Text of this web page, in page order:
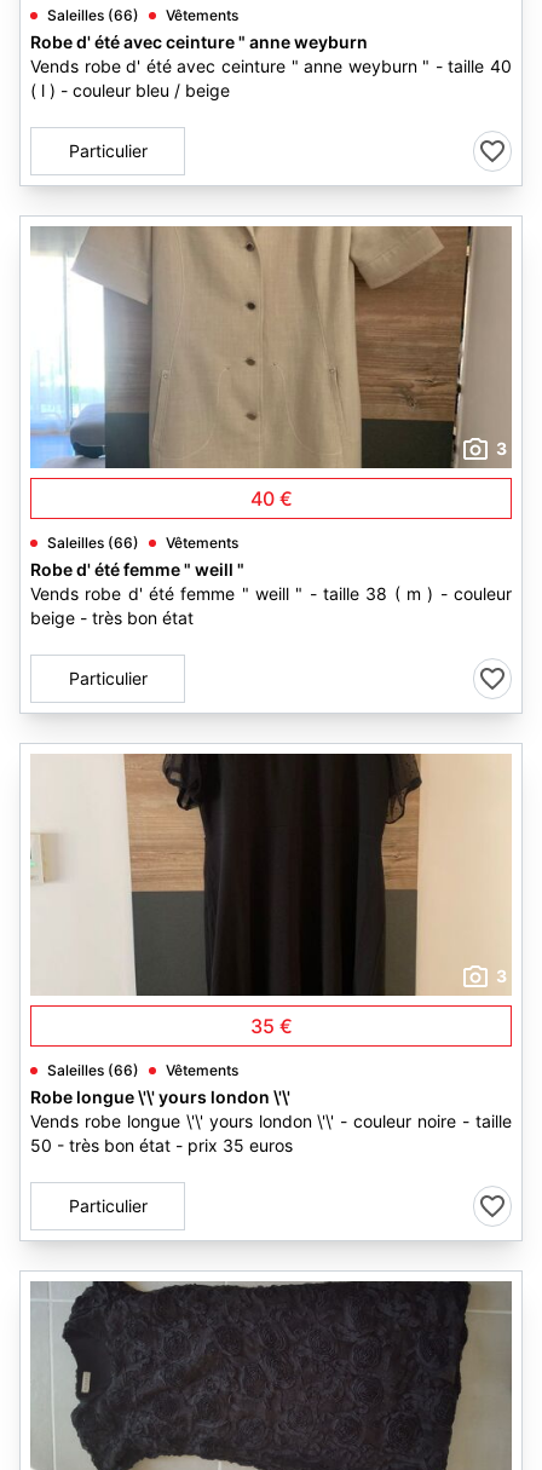
Saleilles (66) Vêtements
Robe d' été avec ceinture " anne weyburn
Vends robe d' été avec ceinture " anne weyburn " - taille 40
( l ) - couleur bleu / beige
Particulier
3
40 €
Saleilles (66) Vêtements
Robe d' été femme " weill "
Vends robe d' été femme " weill " - taille 38 ( m ) - couleur
beige - très bon état
Particulier
3
35 €
Saleilles (66) Vêtements
Robe longue \'\' yours london \'\'
Vends robe longue \'\' yours london \'\' - couleur noire - taille
50 - très bon état - prix 35 euros
Particulier